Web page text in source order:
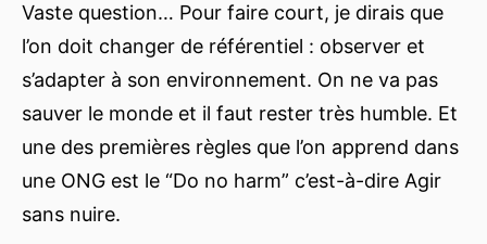
Vaste question… Pour faire court, je dirais que
l’on doit changer de référentiel : observer et
s’adapter à son environnement. On ne va pas
sauver le monde et il faut rester très humble. Et
une des premières règles que l’on apprend dans
une ONG est le “Do no harm” c’est-à-dire Agir
sans nuire.